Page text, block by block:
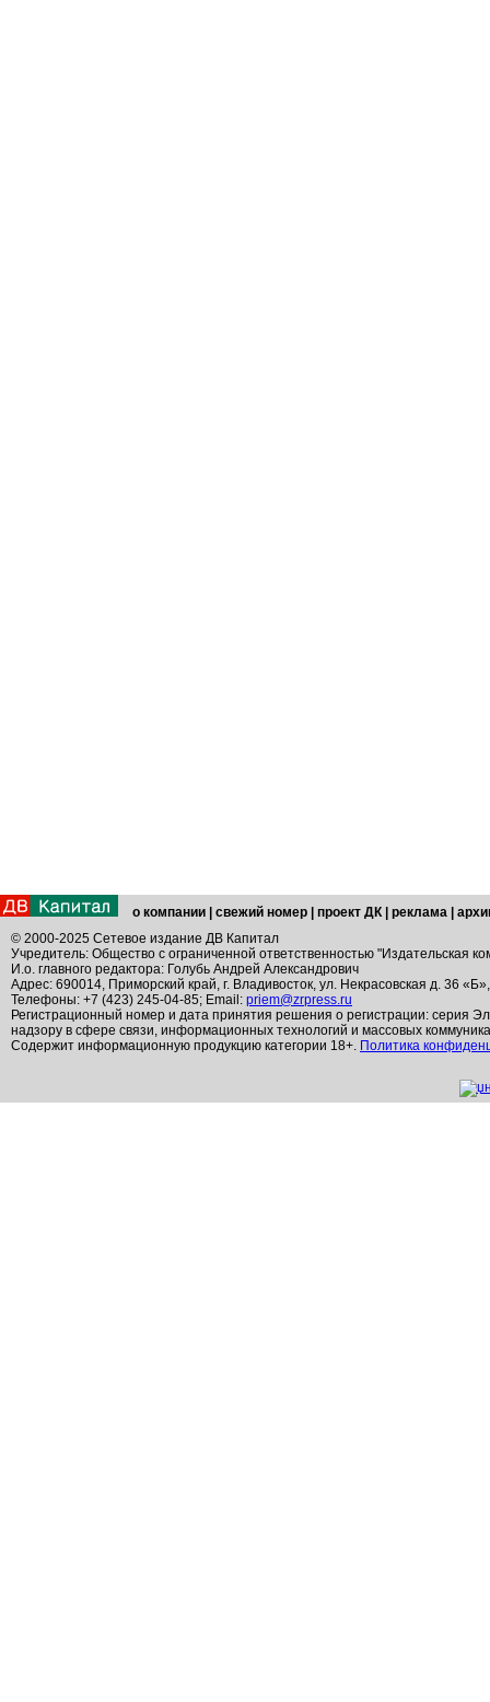
о компании свежий номер проект ДК реклама
© 2000-2025 Сетевое издание ДВ Капитал
Учредитель: Общество с ограниченной ответственностью "Издательская
И.о. главного редактора: Голубь Андрей Александрович
Адрес: 690014, Приморский край, г. Владивосток, ул. Некрасовская д. 36
Телефоны: +7 (423) 245-04-85; Email: priem@zrpress.ru
Регистрационный номер и дата принятия решения о регистрации: серия
надзору в сфере связи, информационных технологий и массовых
Содержит информационную продукцию категории 18+. Политика